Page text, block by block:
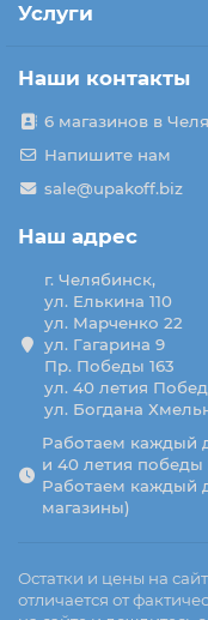
Услуги
Наши контакты
6 магазинов в
Напишите нам
sale@upakoff.biz
Наш адрес
г. Челябинск,
ул. Елькина 110
ул. Марченко 22
ул. Гагарина 9
Пр. Победы 163
ул. 40 летия
ул. Богдана
Работаем каждый
и 40 летия победы
Работаем каждый
магазины)
Остатки и цены на
отличается от